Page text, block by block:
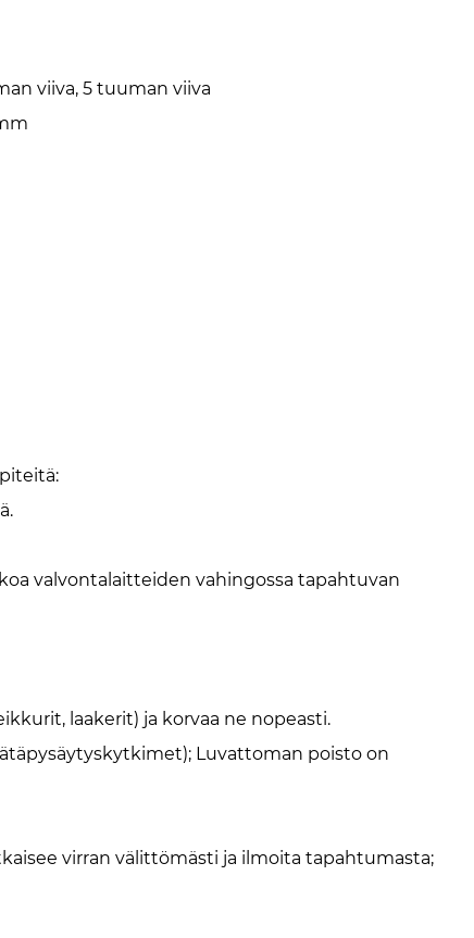
viiva, 5 tuuman viiva
valvontalaitteiden vahingossa tapahtuvan
laakerit) ja korvaa ne nopeasti.
Luvattoman poisto on
virran välittömästi ja ilmoita tapahtumasta;